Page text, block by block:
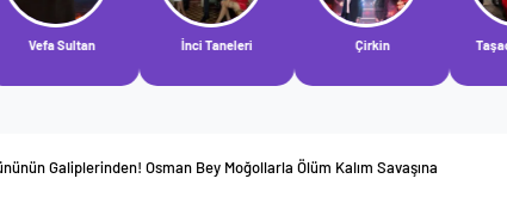
İnci Taneleri Çirkin Taşacak Bu Deniz
Galiplerinden! Osman Bey Moğollarla Ölüm Kalım Savaşına